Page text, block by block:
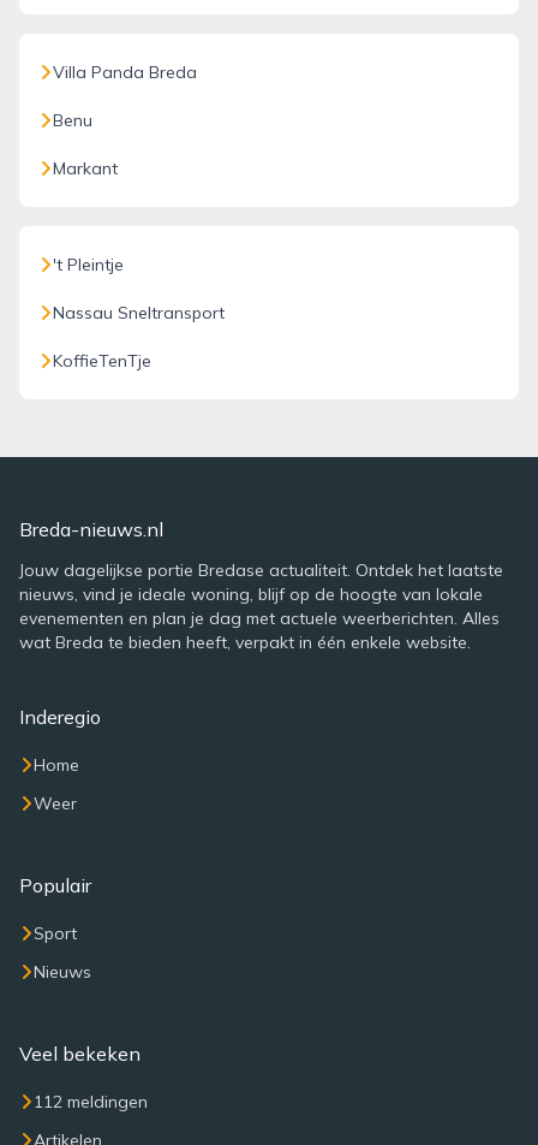
Villa Panda Breda
Benu
Markant
't Pleintje
Nassau Sneltransport
KoffieTenTje
Breda-nieuws.nl
Jouw dagelijkse portie Bredase actualiteit. Ontdek het laatste
nieuws, vind je ideale woning, blijf op de hoogte van lokale
evenementen en plan je dag met actuele weerberichten. Alles
wat Breda te bieden heeft, verpakt in één enkele website.
Inderegio
Home
Weer
Populair
Sport
Nieuws
Veel bekeken
112 meldingen
Artikelen